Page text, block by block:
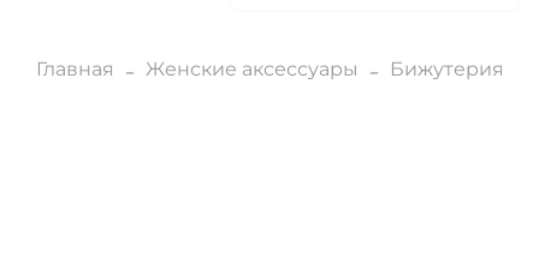
Главная Женские аксессуары Бижутерия